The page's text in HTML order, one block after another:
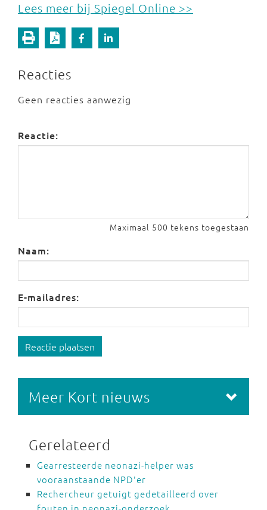
Lees meer bij Spiegel Online >>
Reacties
Geen reacties aanwezig
Reactie:
Maximaal 500 tekens toegestaan
Naam:
E-mailadres:
Reactie plaatsen
Meer Kort nieuws
Gerelateerd
Gearresteerde neonazi-helper was
vooraanstaande NPD'er
Rechercheur getuigt gedetailleerd over